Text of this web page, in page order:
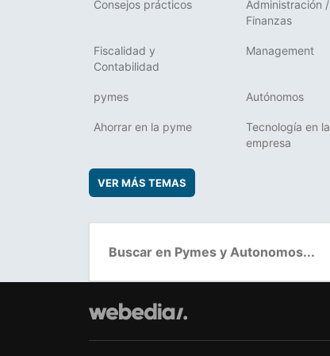
Consejos prácticos
Administración /
Finanzas
Fiscalidad y
Contabilidad
Management
pymes Autónomos
Ahorrar en la pyme
Tecnología en la
empresa
VER MÁS TEMAS